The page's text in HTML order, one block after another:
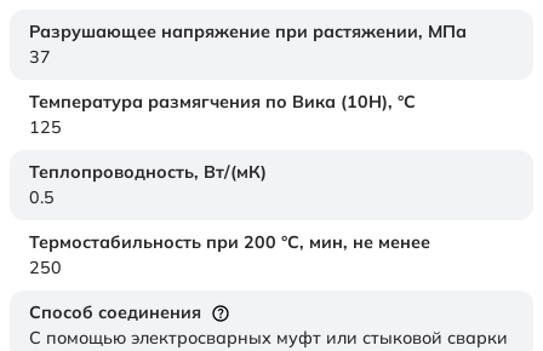
Разрушающее напряжение при растяжении, МПа
37
Температура размягчения по Вика (10Н), °C
125
Теплопроводность, Вт/(мК)
0.5
Термостабильность при 200 °С, мин, не менее
250
Способ соединения
С помощью электросварных муфт или стыковой сварки